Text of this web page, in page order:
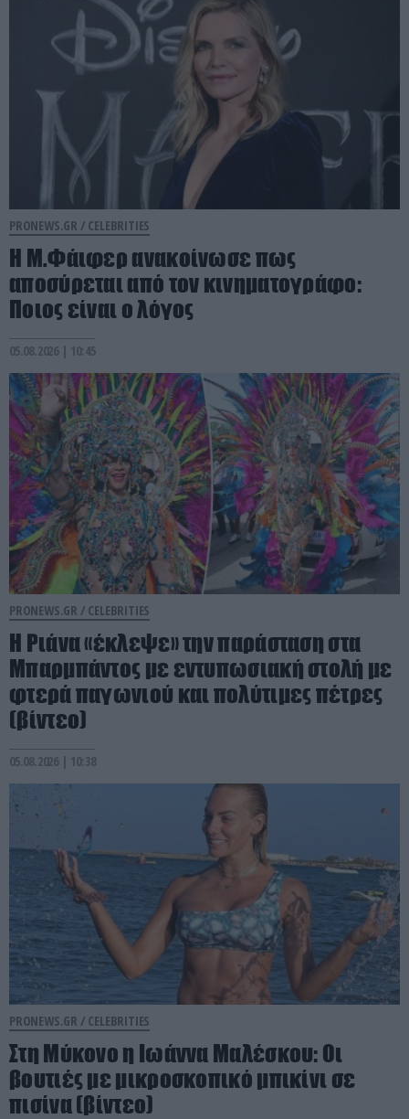
PRONEWS.GR / CELEBRITIES
Η Μ.Φάιφερ ανακοίνωσε πως
αποσύρεται από τον κινηματογράφο:
Ποιος είναι ο λόγος
05.08.2026 | 10:45
PRONEWS.GR / CELEBRITIES
Η Ριάνα «έκλεψε» την παράσταση στα
Μπαρμπάντος με εντυπωσιακή στολή με
φτερά παγωνιού και πολύτιμες πέτρες
(βίντεο)
05.08.2026 | 10:38
PRONEWS.GR / CELEBRITIES
Στη Μύκονο η Ιωάννα Μαλέσκου: Οι
βουτιές με μικροσκοπικό μπικίνι σε
πισίνα (βίντεο)